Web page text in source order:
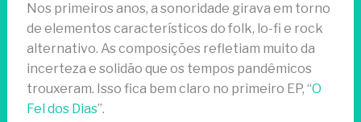
Nos primeiros anos, a sonoridade girava em torno
de elementos característicos do folk, lo-fi e rock
alternativo. As composições refletiam muito da
incerteza e solidão que os tempos pandêmicos
trouxeram. Isso fica bem claro no primeiro EP, “O
Fel dos Dias”.